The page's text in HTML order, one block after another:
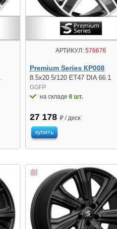
АРТИКУЛ:576676
Premium Series КР008
8.5x20 5/120 ET47 DIA 66.1
GGFP
на складе 8 шт.
27 178 ₽ / диск
купить